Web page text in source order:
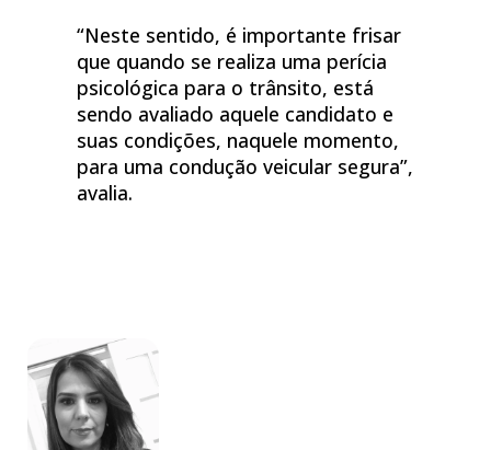
“Neste sentido, é importante frisar
que quando se realiza uma perícia
psicológica para o trânsito, está
sendo avaliado aquele candidato e
suas condições, naquele momento,
para uma condução veicular segura”,
avalia.